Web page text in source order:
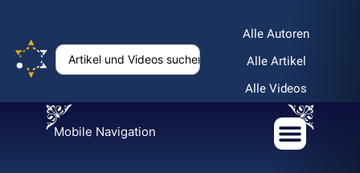
Alle Autoren
Alle Artikel
Alle Videos
Mobile Navigation